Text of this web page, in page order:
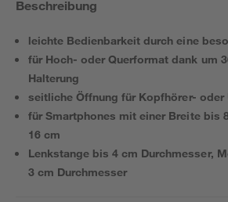
Beschreibung
leichte Bedienbarkeit durch eine
für Hoch- oder Querformat dank um
Halterung
seitliche Öffnung für Kopfhörer- oder
für Smartphones mit einer Breite bis
16 cm
Lenkstange bis 4 cm Durchmesser,
3 cm Durchmesser